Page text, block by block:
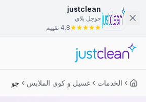
justclean
جوجل بلاي
4.8 تقييم
الخدمات غسيل و كوى الملابس جو